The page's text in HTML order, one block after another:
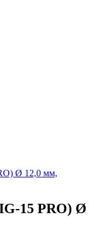
Ø 12,0 мм,
15 PRO) Ø